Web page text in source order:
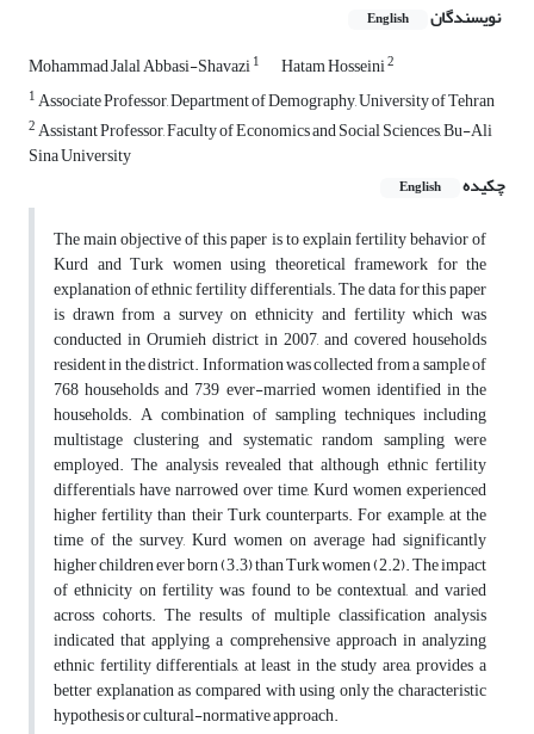
نویسندگان English
Mohammad Jalal Abbasi-Shavazi1 Hatam Hosseini2
1Associate Professor, Department of Demography, University of Tehran
2Assistant Professor, Faculty of Economics and Social Sciences, Bu-Ali
Sina University
چکیده
English
The main objective of this paper is to explain fertility behavior of
Kurd and Turk women using theoretical framework for the
explanation of ethnic fertility differentials. The data for this paper
is drawn from a survey on ethnicity and fertility which was
conducted in Orumieh district in 2007, and covered households
resident in the district. Information was collected from a sample of
768 households and 739 ever-married women identified in the
households. A combination of sampling techniques including
multistage clustering and systematic random sampling were
employed. The analysis revealed that although ethnic fertility
differentials have narrowed over time, Kurd women experienced
higher fertility than their Turk counterparts. For example, at the
time of the survey, Kurd women on average had significantly
higher children ever born (3.3) than Turk women (2.2). The impact
of ethnicity on fertility was found to be contextual, and varied
across cohorts. The results of multiple classification analysis
indicated that applying a comprehensive approach in analyzing
ethnic fertility differentials, at least in the study area, provides a
better explanation as compared with using only the characteristic
hypothesis or cultural-normative approach.